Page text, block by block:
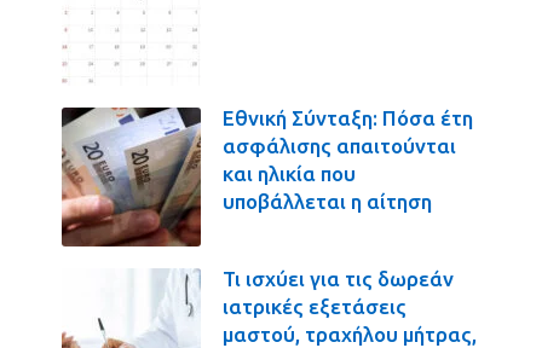
Εθνική Σύνταξη: Πόσα έτη
ασφάλισης απαιτούνται
και ηλικία που
υποβάλλεται η αίτηση
Τι ισχύει για τις δωρεάν
ιατρικές εξετάσεις
μαστού, τραχήλου μήτρας,